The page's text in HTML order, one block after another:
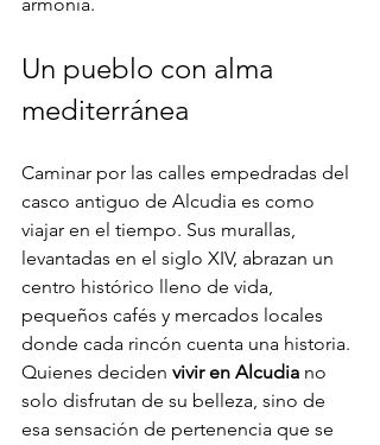
armonía.
Un pueblo con alma
mediterránea
Caminar por las calles empedradas del
casco antiguo de Alcudia es como
viajar en el tiempo. Sus murallas,
levantadas en el siglo XIV, abrazan un
centro histórico lleno de vida,
pequeños cafés y mercados locales
donde cada rincón cuenta una historia.
Quienes deciden vivir en Alcudia no
solo disfrutan de su belleza, sino de
esa sensación de pertenencia que se